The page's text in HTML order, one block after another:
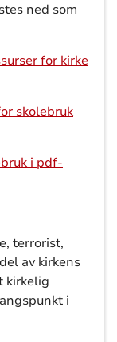
ned som
for kirke
skolebruk
i pdf-
terrorist,
av kirkens
kirkelig
i